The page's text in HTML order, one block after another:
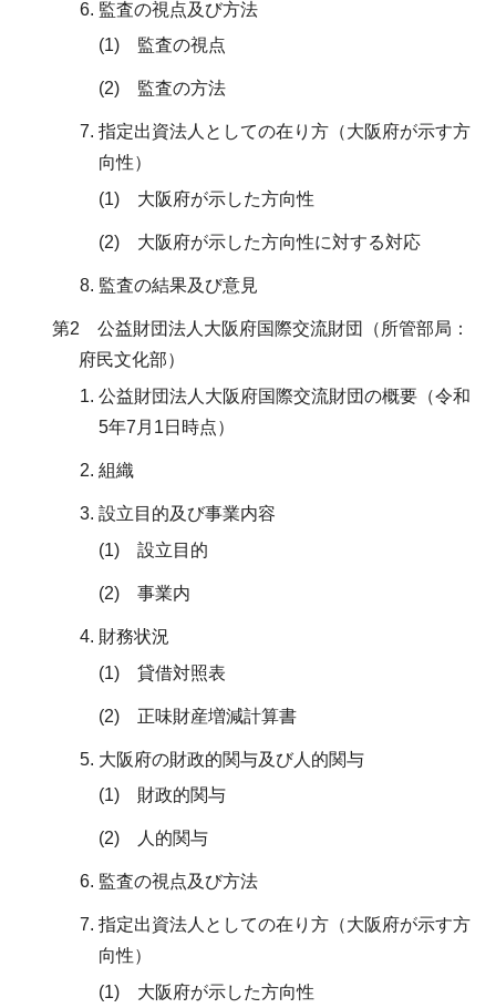
監査の視点及び方法
(1) 監査の視点
(2) 監査の方法
指定出資法人としての在り方（大阪府が示す方
向性）
(1) 大阪府が示した方向性
(2) 大阪府が示した方向性に対する対応
監査の結果及び意見
第2 公益財団法人大阪府国際交流財団（所管部局：
府民文化部）
公益財団法人大阪府国際交流財団の概要（令和
5年7月1日時点）
組織
設立目的及び事業内容
(1) 設立目的
(2) 事業内
財務状況
(1) 貸借対照表
(2) 正味財産増減計算書
大阪府の財政的関与及び人的関与
(1) 財政的関与
(2) 人的関与
監査の視点及び方法
指定出資法人としての在り方（大阪府が示す方
向性）
(1) 大阪府が示した方向性